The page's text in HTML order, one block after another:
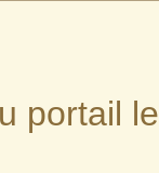
portail